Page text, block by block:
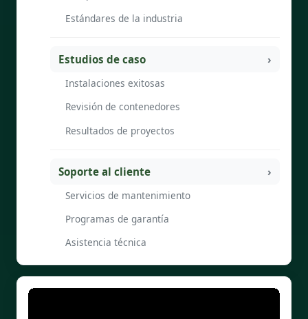
Estándares de la industria
Estudios de caso
Instalaciones exitosas
Revisión de contenedores
Resultados de proyectos
Soporte al cliente
Servicios de mantenimiento
Programas de garantía
Asistencia técnica